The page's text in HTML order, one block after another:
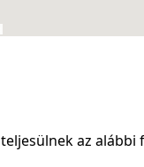
az alábbi